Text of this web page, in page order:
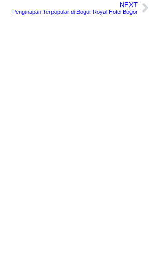
NEXT
Penginapan Terpopular di Bogor Royal Hotel Bogor